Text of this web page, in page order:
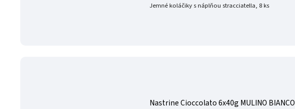
Jemné koláčiky s náplňou stracciatella, 8 ks
Nastrine Cioccolato 6x40g MULINO BIANCO